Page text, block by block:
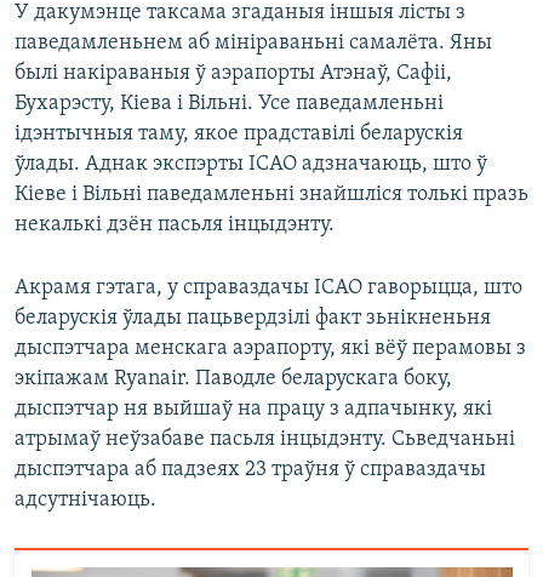
У дакумэнце таксама згаданыя іншыя лісты з
паведамленьнем аб мініраваньні самалёта. Яны
былі накіраваныя ў аэрапорты Атэнаў, Сафіі,
Бухарэсту, Кіева і Вільні. Усе паведамленьні
ідэнтычныя таму, якое прадставілі беларускія
ўлады. Аднак экспэрты ІCАО адзначаюць, што ў
Кіеве і Вільні паведамленьні знайшліся толькі празь
некалькі дзён пасьля інцыдэнту.
Акрамя гэтага, у справаздачы ІCАО гаворыцца, што
беларускія ўлады пацьвердзілі факт зьнікненьня
дыспэтчара менскага аэрапорту, які вёў перамовы з
экіпажам Ryanair. Паводле беларускага боку,
дыспэтчар ня выйшаў на працу з адпачынку, які
атрымаў неўзабаве пасьля інцыдэнту. Сьведчаньні
дыспэтчара аб падзеях 23 траўня ў справаздачы
адсутнічаюць.